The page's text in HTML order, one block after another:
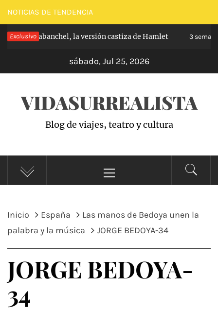
Saltar
al
contenido
NOTICIAS DE TENDENCIA
Exclusivo
de Carabanchel, la versión castiza de Hamlet 3
sábado, Jul 25, 2026
VIDASURREALISTA
Blog de viajes, teatro y cultura
principal
Inicio España
Las manos de Bedoya unen la
palabra y la música
JORGE BEDOYA-34
JORGE BEDOYA-
34